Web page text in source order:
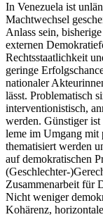
In Venezuela ist
Machtwechsel
Anlass sein,
externen
Rechtsstaatlichkeit
geringe
nationaler
lässt. Problema­tisch
interventionistisch,
werden. Günstiger
leme im Umgang mit
thematisiert wer­den
auf demokratischen
(Geschlech­ter-
Zusammenarbeit für
Nicht weniger
Kohärenz,